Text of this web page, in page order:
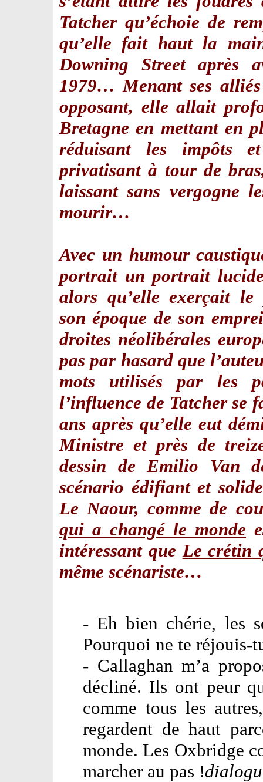
Tatcher qu’échoie de
qu’elle fait haut la
Downing Street après
1979… Menant ses
opposant, elle allait
Bretagne en mettant en
réduisant les impôts
privatisant à tour de
laissant sans vergogne
mourir…
Avec un humour
portrait un portrait
alors qu’elle exerçait le
son époque de son
droites néolibérales
pas par hasard que
mots utilisés par les
l’influence de Tatcher se
ans après qu’elle eut
Ministre et près de
dessin de Emilio Van
scénario édifiant et
Le Naour, comme de
qui a changé le monde
intéressant queLe crétin
même scénariste…
- Eh bien chérie, les
Pourquoi ne te réjouis-
- Callaghan m’a
décliné. Ils ont peur
comme tous les
regardent de haut
monde. Les Oxbridge
marcher au pas !